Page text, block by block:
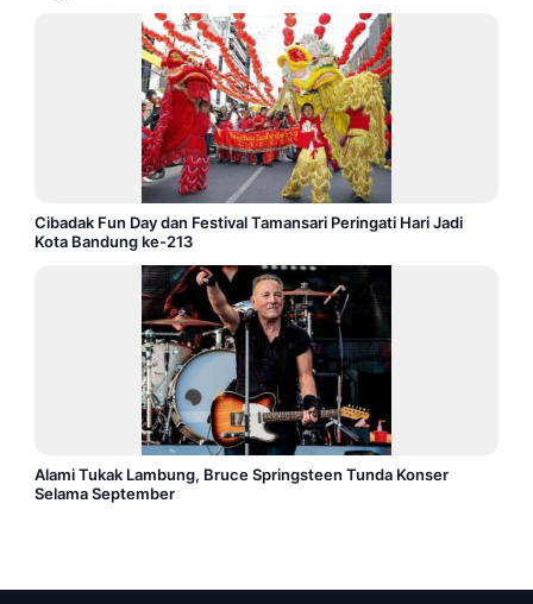
Cibadak Fun Day dan Festival Tamansari Peringati Hari Jadi
Kota Bandung ke-213
Alami Tukak Lambung, Bruce Springsteen Tunda Konser
Selama September